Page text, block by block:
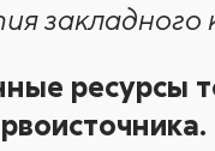
закладного
ресурсы